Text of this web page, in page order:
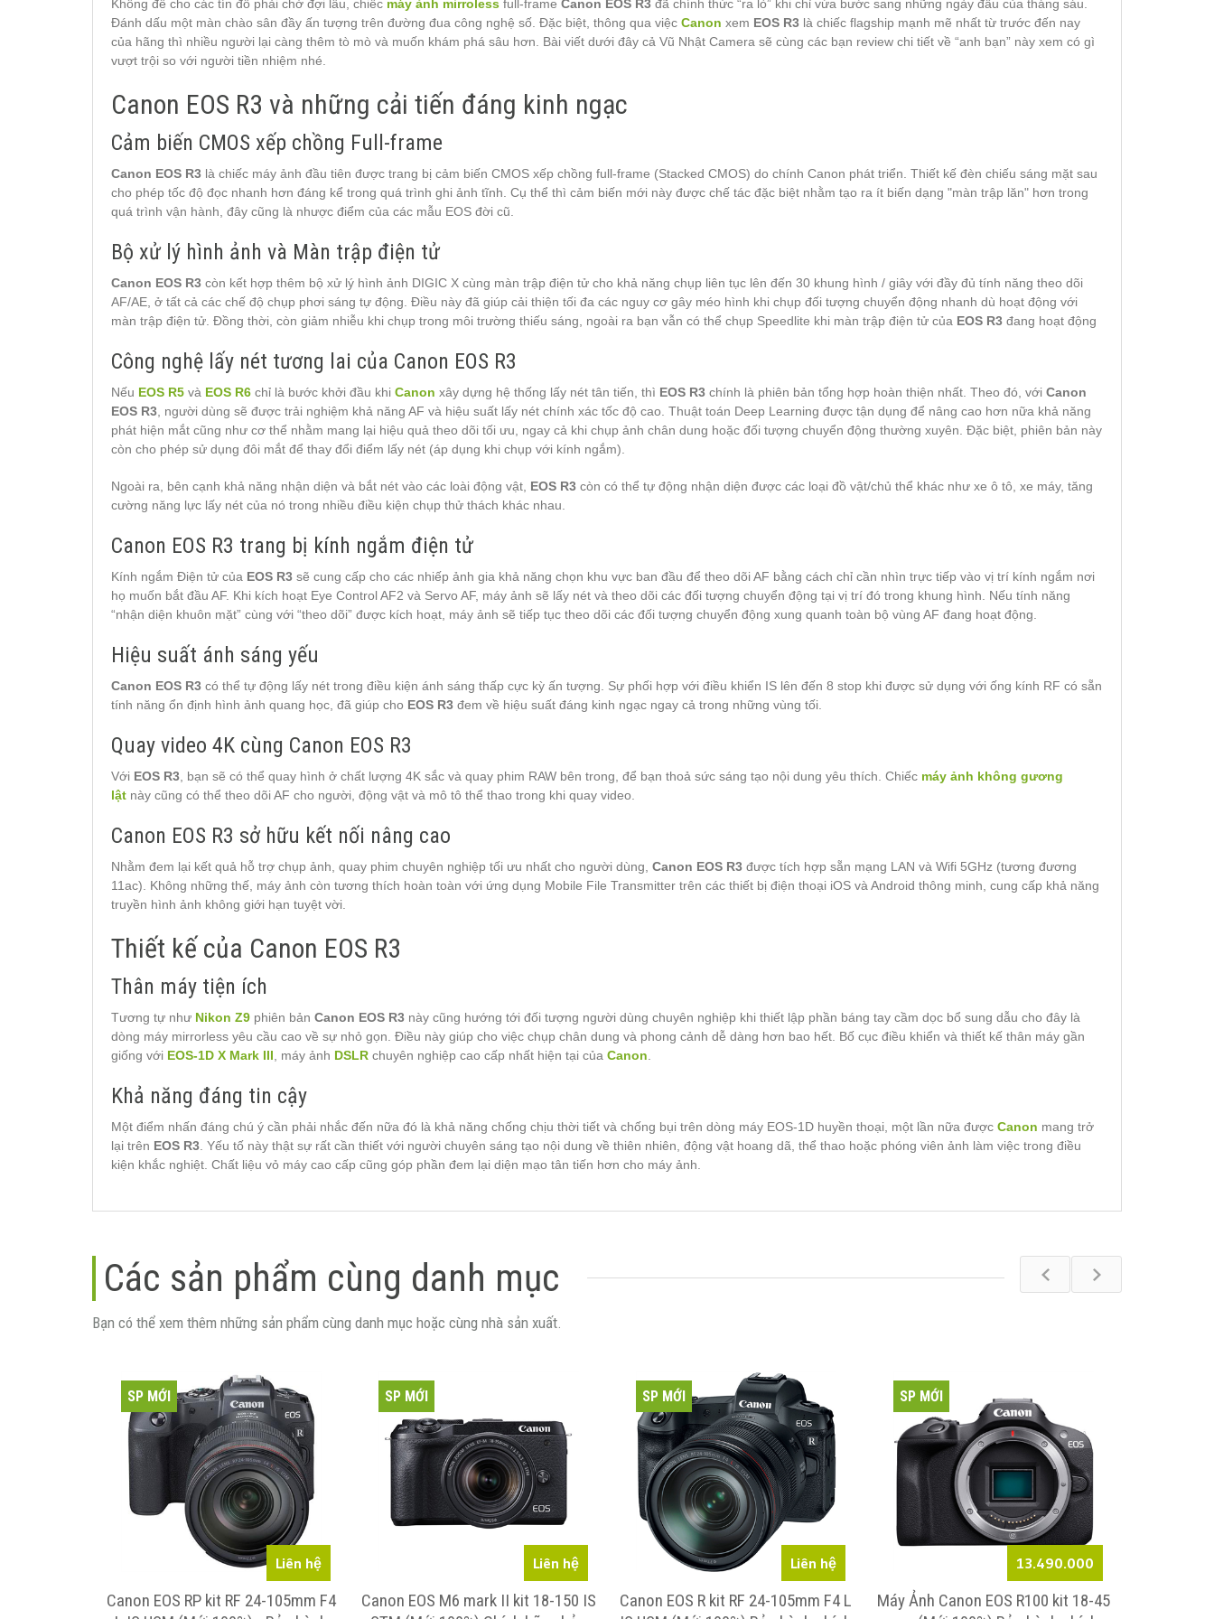
Không để cho các tín đồ phải chờ đợi lâu, chiếc máy ảnh mirroless full-frame Canon EOS R3 đã chính thức “ra lò” khi chỉ vừa bước sang những ngày đầu của tháng sáu.
Đánh dấu một màn chào sân đầy ấn tượng trên đường đua công nghệ số. Đặc biệt, thông qua việc Canon xem EOS R3 là chiếc flagship mạnh mẽ nhất từ trước đến nay
của hãng thì nhiều người lại càng thêm tò mò và muốn khám phá sâu hơn. Bài viết dưới đây cả Vũ Nhật Camera sẽ cùng các bạn review chi tiết về “anh bạn” này xem có gì
vượt trội so với người tiền nhiệm nhé.
Canon EOS R3 và những cải tiến đáng kinh ngạc
Cảm biến CMOS xếp chồng Full-frame
Canon EOS R3 là chiếc máy ảnh đầu tiên được trang bị cảm biến CMOS xếp chồng full-frame (Stacked CMOS) do chính Canon phát triển. Thiết kế đèn chiếu sáng mặt sau
cho phép tốc độ đọc nhanh hơn đáng kể trong quá trình ghi ảnh tĩnh. Cụ thể thì cảm biến mới này được chế tác đặc biệt nhằm tạo ra ít biến dạng "màn trập lăn" hơn trong
quá trình vận hành, đây cũng là nhược điểm của các mẫu EOS đời cũ.
Bộ xử lý hình ảnh và Màn trập điện tử
Canon EOS R3 còn kết hợp thêm bộ xử lý hình ảnh DIGIC X cùng màn trập điện tử cho khả năng chụp liên tục lên đến 30 khung hình / giây với đầy đủ tính năng theo dõi
AF/AE, ở tất cả các chế độ chụp phơi sáng tự động. Điều này đã giúp cải thiện tối đa các nguy cơ gây méo hình khi chụp đối tượng chuyển động nhanh dù hoạt động với
màn trập điện tử. Đồng thời, còn giảm nhiễu khi chụp trong môi trường thiếu sáng, ngoài ra bạn vẫn có thể chụp Speedlite khi màn trập điện tử của EOS R3 đang hoạt động
Công nghệ lấy nét tương lai của Canon EOS R3
Nếu EOS R5 và EOS R6 chỉ là bước khởi đầu khi Canon xây dựng hệ thống lấy nét tân tiến, thì EOS R3 chính là phiên bản tổng hợp hoàn thiện nhất. Theo đó, với Canon
EOS R3 , người dùng sẽ được trải nghiệm khả năng AF và hiệu suất lấy nét chính xác tốc độ cao. Thuật toán Deep Learning được tận dụng để nâng cao hơn nữa khả năng
phát hiện mắt cũng như cơ thể nhằm mang lại hiệu quả theo dõi tối ưu, ngay cả khi chụp ảnh chân dung hoặc đối tượng chuyển động thường xuyên. Đặc biệt, phiên bản này
còn cho phép sử dụng đôi mắt để thay đổi điểm lấy nét (áp dụng khi chụp với kính ngắm).
Ngoài ra, bên cạnh khả năng nhận diện và bắt nét vào các loài động vật, EOS R3 còn có thể tự động nhận diện được các loại đồ vật/chủ thể khác như xe ô tô, xe máy, tăng
cường năng lực lấy nét của nó trong nhiều điều kiện chụp thử thách khác nhau.
Canon EOS R3 trang bị kính ngắm điện tử
Kính ngắm Điện tử của EOS R3 sẽ cung cấp cho các nhiếp ảnh gia khả năng chọn khu vực ban đầu để theo dõi AF bằng cách chỉ cần nhìn trực tiếp vào vị trí kính ngắm nơi
họ muốn bắt đầu AF. Khi kích hoạt Eye Control AF2 và Servo AF, máy ảnh sẽ lấy nét và theo dõi các đối tượng chuyển động tại vị trí đó trong khung hình. Nếu tính năng
“nhận diện khuôn mặt” cùng với “theo dõi” được kích hoạt, máy ảnh sẽ tiếp tục theo dõi các đối tượng chuyển động xung quanh toàn bộ vùng AF đang hoạt động.
Hiệu suất ánh sáng yếu
Canon EOS R3 có thể tự động lấy nét trong điều kiện ánh sáng thấp cực kỳ ấn tượng. Sự phối hợp với điều khiển IS lên đến 8 stop khi được sử dụng với ống kính RF có sẵn
tính năng ổn định hình ảnh quang học, đã giúp cho EOS R3 đem về hiệu suất đáng kinh ngạc ngay cả trong những vùng tối.
Quay video 4K cùng Canon EOS R3
Với EOS R3 , bạn sẽ có thể quay hình ở chất lượng 4K sắc và quay phim RAW bên trong, để bạn thoả sức sáng tạo nội dung yêu thích. Chiếc máy ảnh không gương
lật này cũng có thể theo dõi AF cho người, động vật và mô tô thể thao trong khi quay video.
Canon EOS R3 sở hữu kết nối nâng cao
Nhằm đem lại kết quả hỗ trợ chụp ảnh, quay phim chuyên nghiệp tối ưu nhất cho người dùng, Canon EOS R3 được tích hợp sẵn mạng LAN và Wifi 5GHz (tương đương
11ac). Không những thế, máy ảnh còn tương thích hoàn toàn với ứng dụng Mobile File Transmitter trên các thiết bị điện thoại iOS và Android thông minh, cung cấp khả năng
truyền hình ảnh không giới hạn tuyệt vời.
Thiết kế của Canon EOS R3
Thân máy tiện ích
Tương tự như Nikon Z9 phiên bản Canon EOS R3 này cũng hướng tới đối tượng người dùng chuyên nghiệp khi thiết lập phần báng tay cầm dọc bổ sung dẫu cho đây là
dòng máy mirrorless yêu cầu cao về sự nhỏ gọn. Điều này giúp cho việc chụp chân dung và phong cảnh dễ dàng hơn bao hết. Bố cục điều khiển và thiết kế thân máy gần
giống với EOS-1D X Mark III , máy ảnh DSLR chuyên nghiệp cao cấp nhất hiện tại của Canon
Khả năng đáng tin cậy
Một điểm nhấn đáng chú ý cần phải nhắc đến nữa đó là khả năng chống chịu thời tiết và chống bụi trên dòng máy EOS-1D huyền thoại, một lần nữa được Canon mang trở
lại trên EOS R3 . Yếu tố này thật sự rất cần thiết với người chuyên sáng tạo nội dung về thiên nhiên, động vật hoang dã, thể thao hoặc phóng viên ảnh làm việc trong điều
kiện khắc nghiệt. Chất liệu vỏ máy cao cấp cũng góp phần đem lại diện mạo tân tiến hơn cho máy ảnh.
Các sản phẩm cùng danh mục
Bạn có thể xem thêm những sản phẩm cùng danh mục hoặc cùng nhà sản xuất.
Liên hệ
SP MỚI
Canon EOS RP kit RF 24-105mm F4
Liên hệ
SP MỚI
Canon EOS M6 mark II kit 18-150 IS
Liên hệ
SP MỚI
Canon EOS R kit RF 24-105mm F4 L
13.490.000
SP MỚI
Máy Ảnh Canon EOS R100 kit 18-45